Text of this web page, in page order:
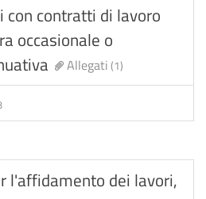
con contratti di lavoro
occasionale o
Allegati(1)
l'affidamento dei lavori,